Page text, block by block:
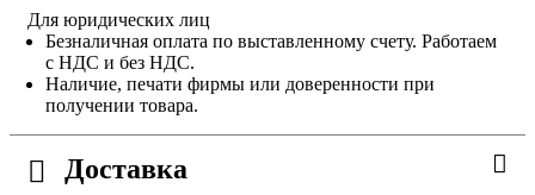
Для юридических лиц
Безналичная оплата по выставленному счету. Работаем
с НДС и без НДС.
Наличие, печати фирмы или доверенности при
получении товара.
Доставка